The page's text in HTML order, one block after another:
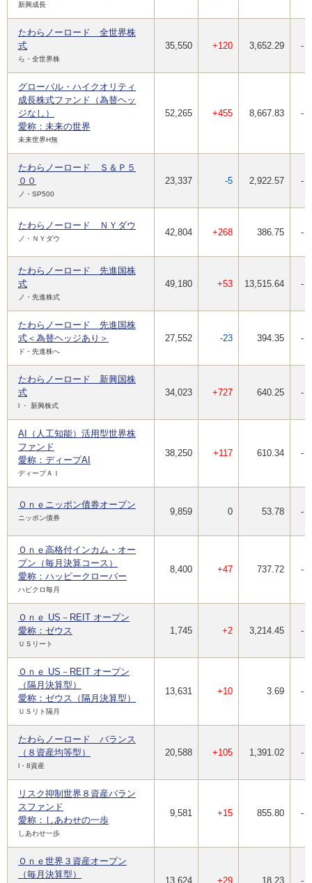
新興成長
たわらノーロード 全世界株
式
ら・全世界株
35,550 +120 3,652.29 -
グローバル・ハイクオリティ
成長株式ファンド（為替ヘッ
ジなし）
愛称：未来の世界
未来世界H無
52,265 +455 8,667.83 -
たわらノーロード Ｓ＆Ｐ５
００
ノ・SP500
23,337 -5 2,922.57 -
たわらノーロード ＮＹダウ
ノ・ＮＹダウ
42,804 +268 386.75 -
たわらノーロード 先進国株
式
ノ・先進株式
49,180 +53 13,515.64 -
たわらノーロード 先進国株
式＜為替ヘッジあり＞
ド・先進株へ
27,552 -23 394.35 -
たわらノーロード 新興国株
式
l ・ 新興株式
34,023 +727 640.25 -
AI（人工知能）活用型世界株
ファンド
愛称：ディープAI
ディープＡＩ
38,250 +117 610.34 -
Ｏｎｅニッポン債券オープン
ニッポン債券
9,859 0 53.78 -
Ｏｎｅ高格付インカム・オー
プン（毎月決算コース）
愛称：ハッピークローバー
ハピクロ毎月
8,400 +47 737.72 -
Ｏｎｅ US－REIT オープン
愛称：ゼウス
ＵＳリート
1,745 +2 3,214.45 -
Ｏｎｅ US－REIT オープン
（隔月決算型）
愛称：ゼウス（隔月決算型）
ＵＳリト隔月
13,631 +10 3.69 -
たわらノーロード バランス
（８資産均等型）
l・8資産
20,588 +105 1,391.02 -
リスク抑制世界８資産バラン
スファンド
愛称：しあわせの一歩
しあわせ一歩
9,581 +15 855.80 -
Ｏｎｅ世界３資産オープン
（毎月決算型）
13,624 +29 18.23 -